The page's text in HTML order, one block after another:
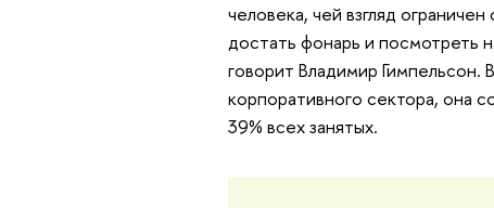
человека, чей взгляд
достать фонарь и посмотреть
говорит Владимир Гимпельсон.
корпоративного сектора, она
39% всех занятых.